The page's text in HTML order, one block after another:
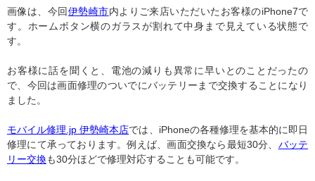
画像は、今回 伊勢崎市内よりご来店いただいたお客様のiPhone7で
す。ホームボタン横のガラスが割れて中身まで見えている状態で
す。
お客様に話を聞くと、電池の減りも異常に早いとのことだったの
で、今回は画面修理のついでにバッテリーまで交換することになり
ました。
モバイル修理.jp 伊勢崎本店では、iPhoneの各種修理を基本的に即日
修理にて承っております。例えば、画面交換なら最短30分、 バッテ
リー交換も30分ほどで修理対応することも可能です。